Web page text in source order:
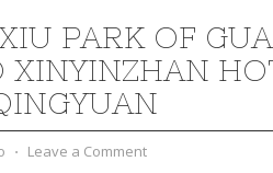
PARK OF
XINYINZHAN
⋅ Leave a Comment